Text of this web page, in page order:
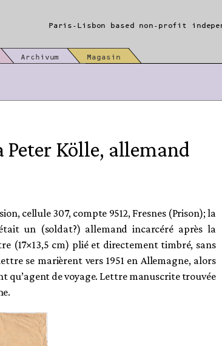
Paris-Lisbon based non-profit
Archivum Magasin
Kölle, allemand
cellule 307, compte 9512, Fresnes (Prison); la
un (soldat?) allemand incarcéré après la
(17×13,5 cm) plié et directement timbré, sans
se marièrent vers 1951 en Allemagne, alors
qu’agent de voyage. Lettre manuscrite trouvée